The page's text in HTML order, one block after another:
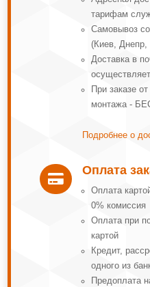
тарифам
Самовывоз
(Киев,
Доставка в
При заказе
монтажа -
Подробнее о

Оплата
Оплата
0% комиссия
Оплата при
картой
Кредит,
одного из
Предоплата